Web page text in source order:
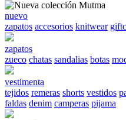
nuevo
zapatos accesorios knitwear
zapatos
zueco chatas sandalias botas
vestimenta
tejidos remeras shorts vestidos
faldas denim camperas pijama